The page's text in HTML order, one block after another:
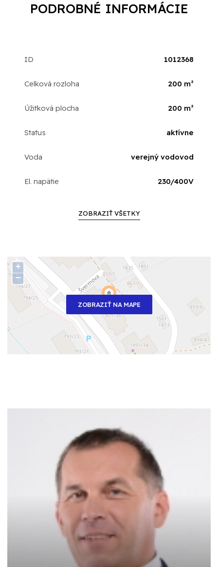
PODROBNÉ INFORMÁCIE
ID 1012368
Celková rozloha 200 m²
Úžitková plocha 200 m²
Status aktívne
Voda verejný vodovod
El. napätie 230/400V
ZOBRAZIŤ VŠETKY
ZOBRAZIŤ NA MAPE
+
−